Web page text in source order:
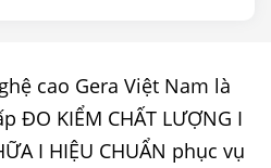
cao Gera Việt Nam là
ĐO KIỂM CHẤT LƯỢNG I
I HIỆU CHUẨN phục vụ